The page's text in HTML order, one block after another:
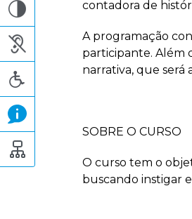
contadora de
A programação
participante. Além
narrativa, que será
SOBRE O CURSO
O curso tem o
buscando instigar